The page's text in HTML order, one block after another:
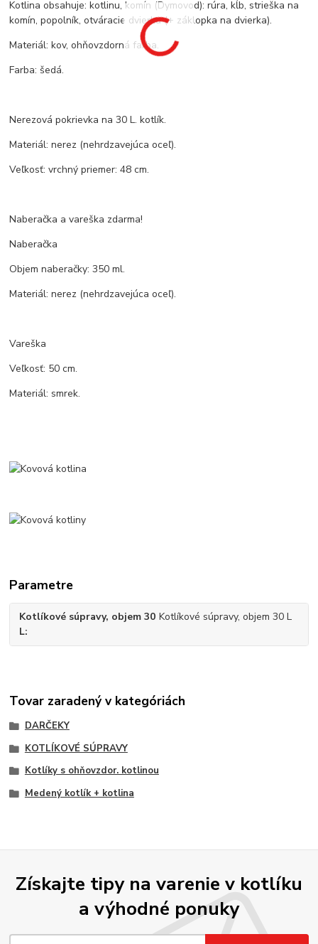
Kotlina obsahuje: kotlinu, komín (Dymovod): rúra, kĺb, strieška na
komín, popolník, otváracie dvierka (+ záklopka na dvierka).
Materiál: kov, ohňovzdorná farba.
Farba: šedá.
Nerezová pokrievka na 30 L. kotlík.
Materiál: nerez (nehrdzavejúca oceľ).
Veľkosť: vrchný priemer: 48 cm.
Naberačka a vareška zdarma!
Naberačka
Objem naberačky: 350 ml.
Materiál: nerez (nehrdzavejúca oceľ).
Vareška
Veľkosť: 50 cm.
Materiál: smrek.
Parametre
Kotlíkové súpravy, objem 30
L
Kotlíkové súpravy, objem 30 L
Tovar zaradený v kategóriách
DARČEKY
KOTLÍKOVÉ SÚPRAVY
Kotlíky s ohňovzdor. kotlinou
Medený kotlík + kotlina
Získajte tipy na varenie v kotlíku
a výhodné ponuky